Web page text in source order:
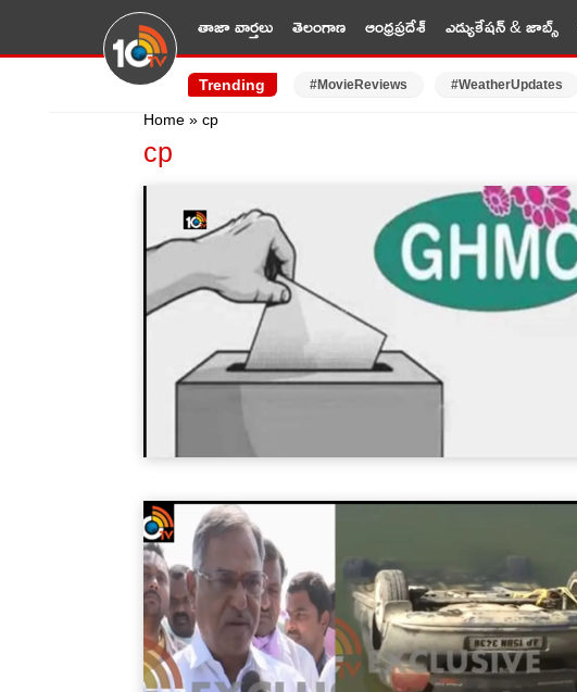
తాజా వార్తలు తెలంగాణ ఆంధ్రప్రదేశ్ ఎడ్యుకేషన్ & జాబ్స్
Trending #MovieReviews #WeatherUpdates
Home » cp
cp